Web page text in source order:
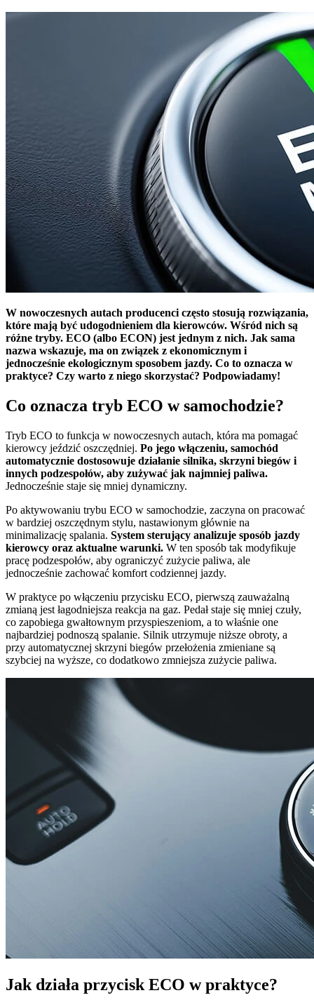
W nowoczesnych autach producenci często stosują rozwiązania,
które mają być udogodnieniem dla kierowców. Wśród nich są
różne tryby. ECO (albo ECON) jest jednym z nich. Jak sama
nazwa wskazuje, ma on związek z ekonomicznym i
jednocześnie ekologicznym sposobem jazdy. Co to oznacza w
praktyce? Czy warto z niego skorzystać? Podpowiadamy!
Co oznacza tryb ECO w samochodzie?
Tryb ECO to funkcja w nowoczesnych autach, która ma pomagać
kierowcy jeździć oszczędniej. Po jego włączeniu, samochód
automatycznie dostosowuje działanie silnika, skrzyni biegów i
innych podzespołów, aby zużywać jak najmniej paliwa.
Jednocześnie staje się mniej dynamiczny.
Po aktywowaniu trybu ECO w samochodzie, zaczyna on pracować
w bardziej oszczędnym stylu, nastawionym głównie na
minimalizację spalania. System sterujący analizuje sposób jazdy
kierowcy oraz aktualne warunki. W ten sposób tak modyfikuje
pracę podzespołów, aby ograniczyć zużycie paliwa, ale
jednocześnie zachować komfort codziennej jazdy.
W praktyce po włączeniu przycisku ECO, pierwszą zauważalną
zmianą jest łagodniejsza reakcja na gaz. Pedał staje się mniej czuły,
co zapobiega gwałtownym przyspieszeniom, a to właśnie one
najbardziej podnoszą spalanie. Silnik utrzymuje niższe obroty, a
przy automatycznej skrzyni biegów przełożenia zmieniane są
szybciej na wyższe, co dodatkowo zmniejsza zużycie paliwa.
Jak działa przycisk ECO w praktyce?